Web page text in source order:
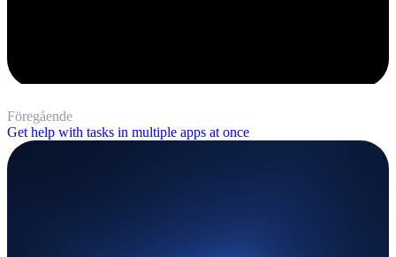
Föregående
Get help with tasks in multiple apps at once